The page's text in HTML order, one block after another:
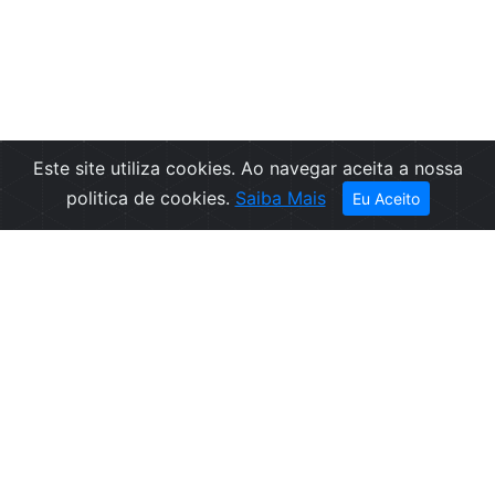
Filtros
Este site utiliza cookies. Ao navegar aceita a nossa
politica de cookies. Saiba Mais Eu Aceito